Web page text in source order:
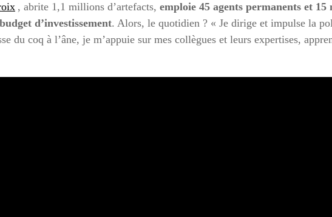
, abrite 1,1 millions d’artefacts, emploie 45 agents permanents et
d’investissement. Alors, le quotidien ? « Je dirige et impulse la
du coq à l’âne, je m’appuie sur mes collègues et leurs expertises,